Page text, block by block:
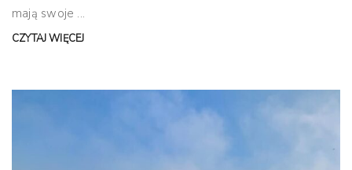
mają swoje ...
CZYTAJ WIĘCEJ